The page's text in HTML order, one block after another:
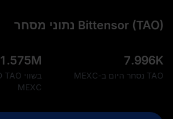
Bittensor (TAO) נתוני מסחר
7.996K
TAO נסחר היום ב-MEXC
1.575M
MEXC